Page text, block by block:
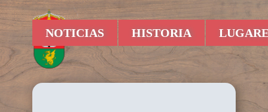
NOTICIAS HISTORIA